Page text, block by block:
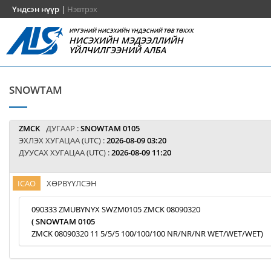
Үндсэн нүүр | Нэвтрэх
ИРГЭНИЙ НИСЭХИЙН ҮНДЭСНИЙ ТӨВ ТӨХХК
НИСЭХИЙН МЭДЭЭЛЛИЙН
ҮЙЛЧИЛГЭЭНИЙ АЛБА
SNOWTAM
ZMCK ДУГААР :SNOWTAM 0105
ЭХЛЭХ ХУГАЦАА (UTC) :2026-08-09 03:20
ДУУСАХ ХУГАЦАА (UTC) :2026-08-09 11:20
ICAO ХӨРВҮҮЛСЭН
090333 ZMUBYNYX SWZM0105 ZMCK 08090320
( SNOWTAM 0105
ZMCK 08090320 11 5/5/5 100/100/100 NR/NR/NR WET/WET/WET)